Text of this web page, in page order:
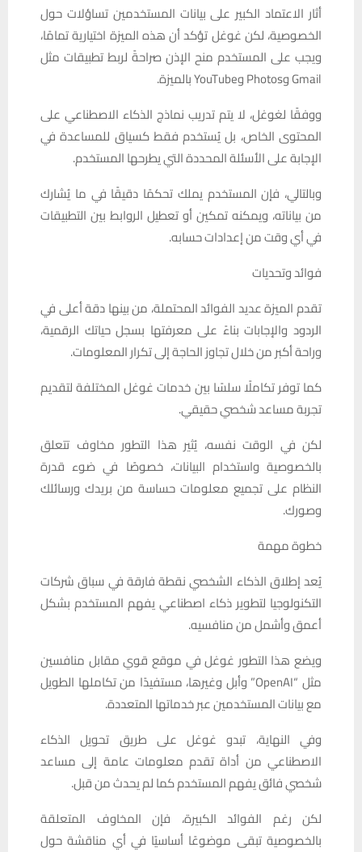
أثار الاعتماد الكبير على بيانات المستخدمين تساؤلات حول
الخصوصية، لكن غوغل تؤكد أن هذه الميزة اختيارية تمامًا،
ويجب على المستخدم منح الإذن صراحةً لربط تطبيقات مثل
Gmail وPhotos وYouTube بالميزة.
ووفقًا لغوغل، لا يتم تدريب نماذج الذكاء الاصطناعي على
المحتوى الخاص، بل يُستخدم فقط كسياق للمساعدة في
الإجابة على الأسئلة المحددة التي يطرحها المستخدم.
وبالتالي، فإن المستخدم يملك تحكمًا دقيقًا في ما يُشارك
من بياناته، ويمكنه تمكين أو تعطيل الروابط بين التطبيقات
في أي وقت من إعدادات حسابه.
فوائد وتحديات
تقدم الميزة عديد الفوائد المحتملة، من بينها دقة أعلى في
الردود والإجابات بناءً على معرفتها بسجل حياتك الرقمية،
وراحة أكبر من خلال تجاوز الحاجة إلى تكرار المعلومات.
كما توفر تكاملًا سلسًا بين خدمات غوغل المختلفة لتقديم
تجربة مساعد شخصي حقيقي.
لكن في الوقت نفسه، يُثير هذا التطور مخاوف تتعلق
بالخصوصية واستخدام البيانات، خصوصًا في ضوء قدرة
النظام على تجميع معلومات حساسة من بريدك ورسائلك
وصورك.
خطوة مهمة
يُعد إطلاق الذكاء الشخصي نقطة فارقة في سباق شركات
التكنولوجيا لتطوير ذكاء اصطناعي يفهم المستخدم بشكل
أعمق وأشمل من منافسيه.
ويضع هذا التطور غوغل في موقع قوي مقابل منافسين
مثل “OpenAI” وأبل وغيرها، مستفيدًا من تكاملها الطويل
مع بيانات المستخدمين عبر خدماتها المتعددة.
وفي النهاية، تبدو غوغل على طريق تحويل الذكاء
الاصطناعي من أداة تقدم معلومات عامة إلى مساعد
شخصي فائق يفهم المستخدم كما لم يحدث من قبل.
لكن رغم الفوائد الكبيرة، فإن المخاوف المتعلقة
بالخصوصية تبقى موضوعًا أساسيًا في أي مناقشة حول